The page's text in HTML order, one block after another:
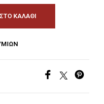
ΚΑΛΆΘΙ